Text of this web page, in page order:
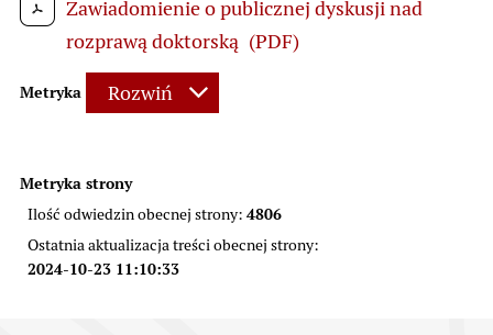
Zawiadomienie o publicznej dyskusji nad
rozprawą doktorską (PDF)
Metryka Rozwiń
Metryka strony
Ilość odwiedzin obecnej strony:4806
Ostatnia aktualizacja treści obecnej strony:
2024-10-23 11:10:33